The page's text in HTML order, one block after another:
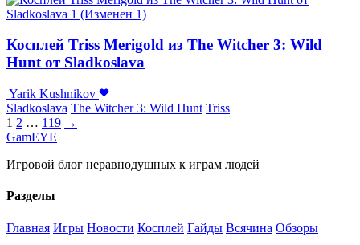
Косплей Triss Merigold из The Witcher 3: Wild
Hunt от Sladkoslava
Yarik Kushnikov
Sladkoslava The Witcher 3: Wild Hunt Triss
1 2 … 119 →
GamEYE
Игровой блог неравнодушных к играм людей
Разделы
Главная Игры Новости Косплей Гайды Всячина Обзоры